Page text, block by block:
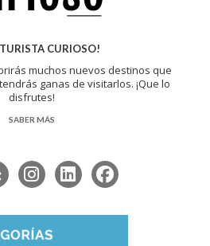
CURIOSO!
muchos nuevos destinos que
ganas de visitarlos. ¡Que lo
disfrutes!
SABER MÁS